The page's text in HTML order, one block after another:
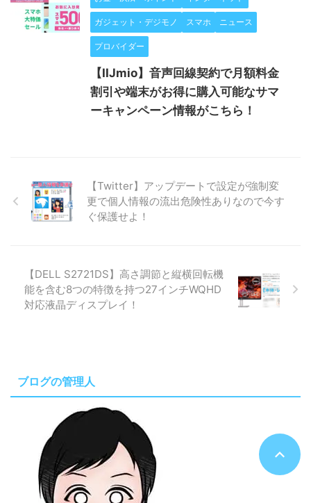
ガジェット・デジモノ スマホ ニュース
プロバイダー
【IIJmio】音声回線契約で月額料金
割引や端末がお得に購入可能なサマ
ーキャンペーン情報がこちら！
【Twitter】アップデートで設定が強制変
更で個人情報の流出危険性ありなので今す
ぐ保護せよ！
【DELL S2721DS】高さ調節と縦横回転機
能を含む8つの特徴を持つ27インチWQHD
対応液晶ディスプレイ！
ブログの管理人